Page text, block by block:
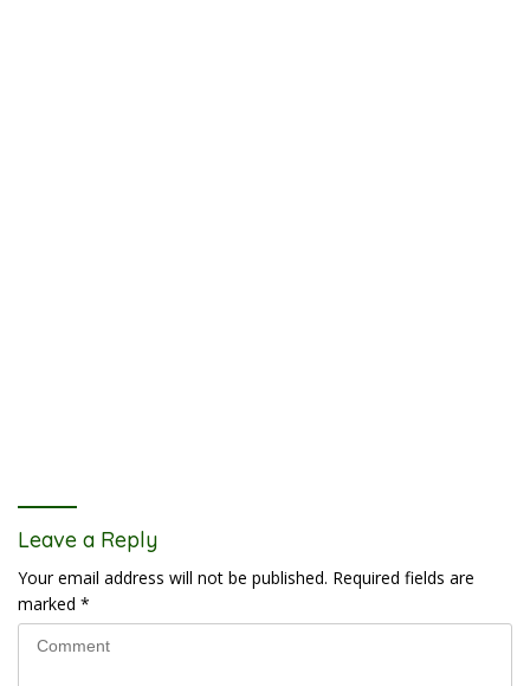
Leave a Reply
Your email address will not be published. Required fields are
marked *